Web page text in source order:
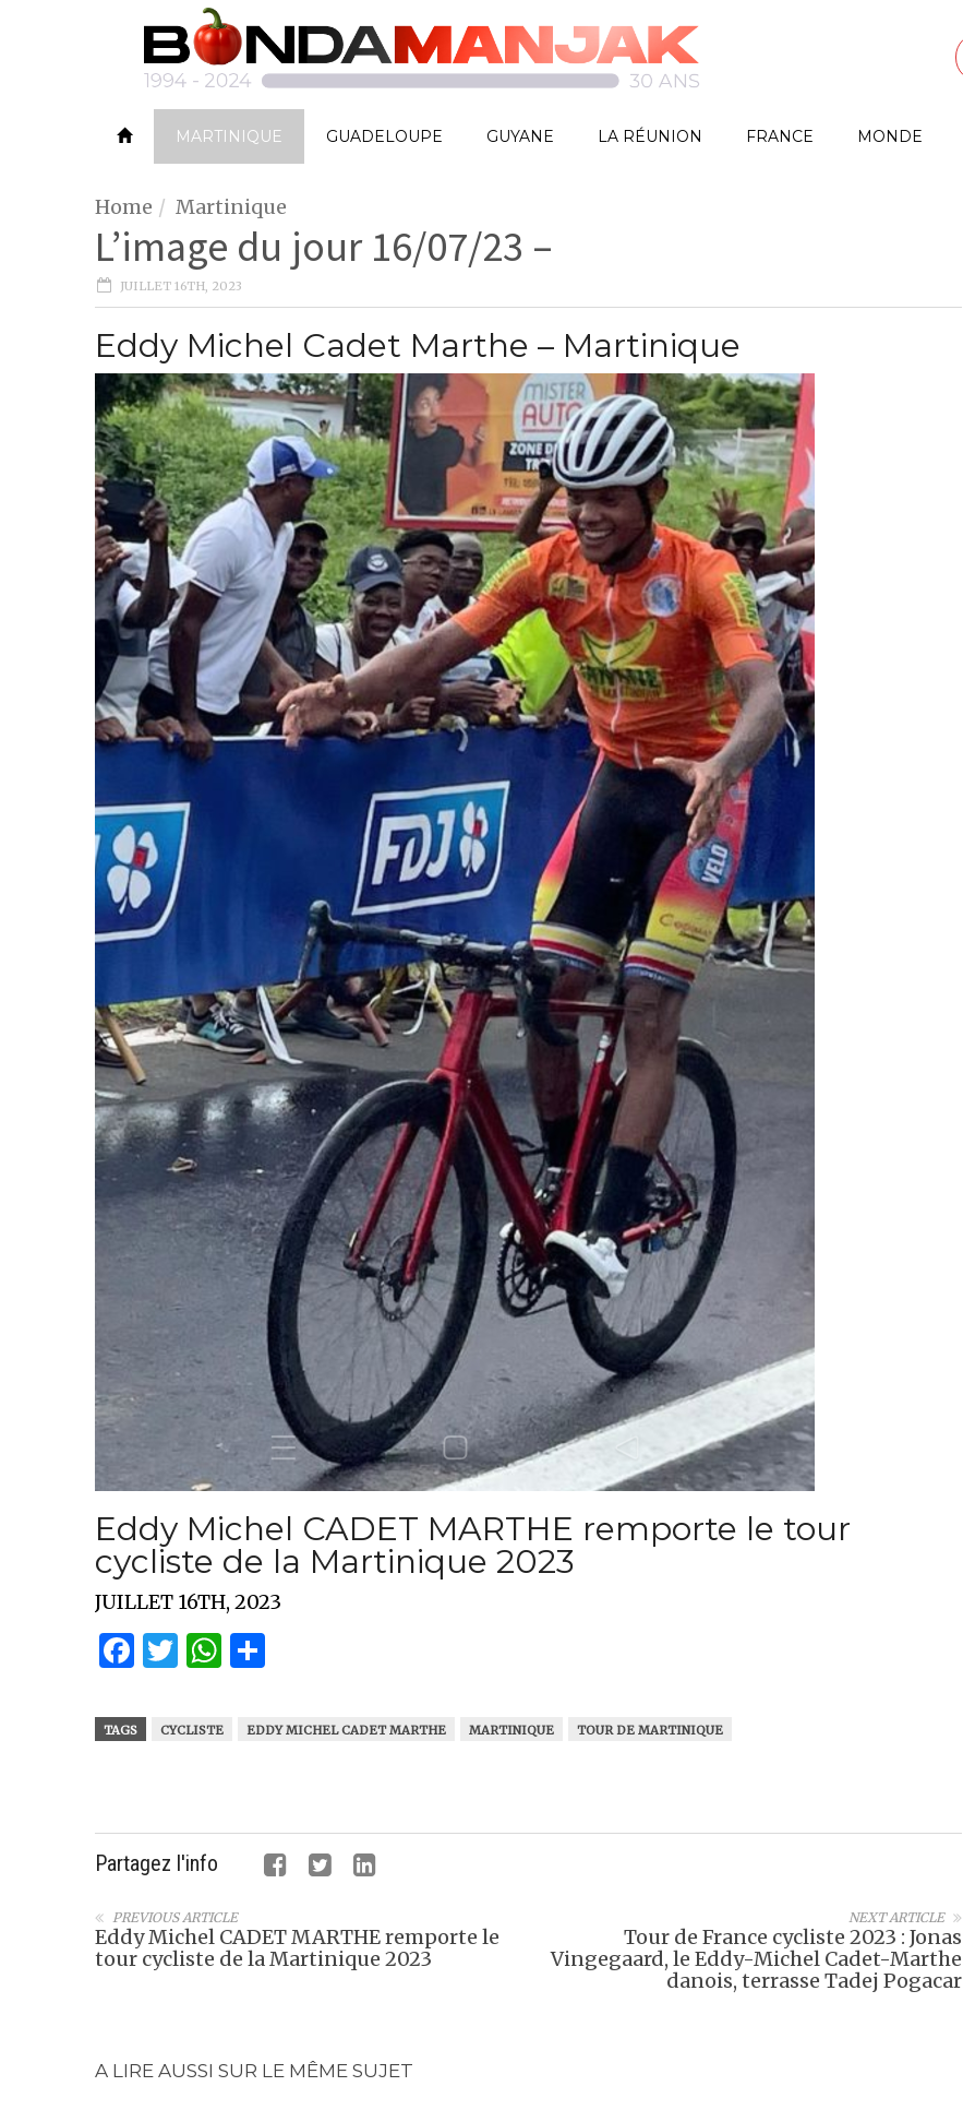
MARTINIQUE GUADELOUPE GUYANE LA RÉUNION FRANCE MONDE
Home Martinique
L’image du jour 16/07/23 –
JUILLET 16TH, 2023
Eddy Michel Cadet Marthe – Martinique
Eddy Michel CADET MARTHE remporte le tour
cycliste de la Martinique 2023
JUILLET 16TH, 2023
Facebook
Twitter
WhatsApp
TAGS CYCLISTE EDDY MICHEL CADET MARTHE MARTINIQUE TOUR DE MARTINIQUE
Partagez l'info
NEXT ARTICLE
Tour de France cycliste 2023 : Jonas
Vingegaard, le Eddy-Michel Cadet-Marthe
danois, terrasse Tadej Pogacar
PREVIOUS ARTICLE
Eddy Michel CADET MARTHE remporte le
tour cycliste de la Martinique 2023
A LIRE AUSSI SUR LE MÊME SUJET